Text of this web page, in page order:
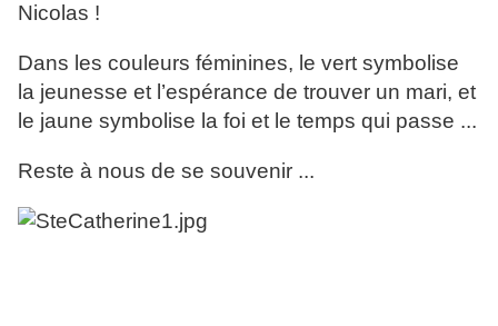
Nicolas !
Dans les couleurs féminines, le vert symbolise
la jeunesse et l’espérance de trouver un mari, et
le jaune symbolise la foi et le temps qui passe ...
Reste à nous de se souvenir ...